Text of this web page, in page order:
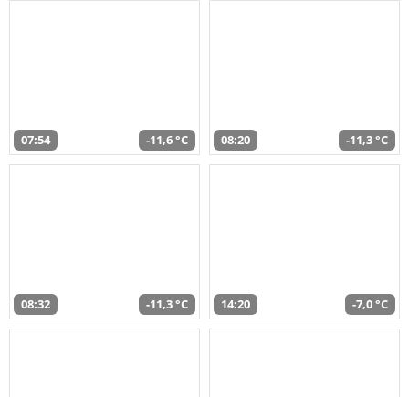
07:54 -11,6 °C 08:20 -11,3 °C
08:32 -11,3 °C 14:20 -7,0 °C